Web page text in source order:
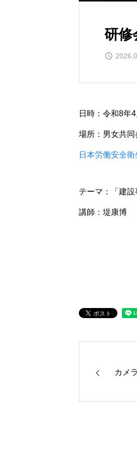
研修
日時：令和8年
場所：男女共
日本労働安全
テーマ：「建設
講師：堤康博
カメ